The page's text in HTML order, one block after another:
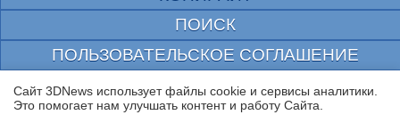
ПОИСК
ПОЛЬЗОВАТЕЛЬСКОЕ СОГЛАШЕНИЕ
ЗАЩИЩЕНО CURATOR
© 1997—2026 Электронное периодическое издание "3ДНьюс" | Свидетельство о
Сайт 3DNews использует файлы cookie и сервисы аналитики.
Это помогает нам улучшать контент и работу Cайта.